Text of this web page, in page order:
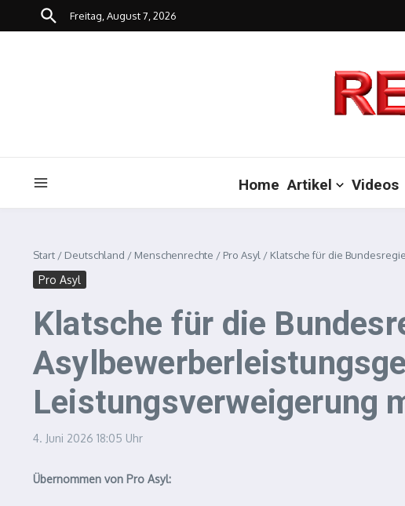
Zum Inhalt springen
Freitag, August 7, 2026
Home Artikel Videos
Start / Deutschland / Menschenrechte / Pro Asyl / Klatsche für die
Pro Asyl
Klatsche für die
Leistungsverweigerung
4. Juni 2026 18:05 Uhr
Übernommen von Pro Asyl: